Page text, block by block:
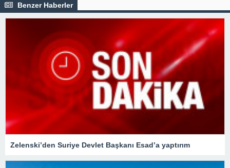
Benzer Haberler
Zelenski’den Suriye Devlet Başkanı Esad’a yaptırım